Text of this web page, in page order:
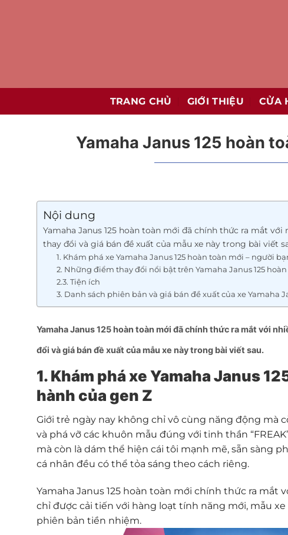
TRANG CHỦ GIỚI THIỆU CỬA
Yamaha Janus 125 hoàn
Nội dung
Yamaha Janus 125 hoàn toàn mới đã chính thức ra mắt
thay đổi và giá bán đề xuất của mẫu xe này trong bài viết
1. Khám phá xe Yamaha Janus 125 hoàn toàn mới – người
2. Những điểm thay đổi nổi bật trên Yamaha Janus 125
2.3. Tiện ích
3. Danh sách phiên bản và giá bán đề xuất của xe Yamaha
Yamaha Janus 125 hoàn toàn mới đã chính thức ra mắt với
đổi và giá bán đề xuất của mẫu xe này trong bài viết sau.
1. Khám phá xe Yamaha Janus
hành củagen Z
Giới trẻ ngày nay không chỉ vô cùng năng động mà
và phá vỡ các khuôn mẫu đúng với tinh thần
mà còn là dám thể hiện cái tôi mạnh mẽ, sẵn sàng
cá nhân đều có thể tỏa sáng theo cách riêng.
Yamaha Janus 125 hoàn toàn mới chính thức ra mắt
chỉ được cải tiến với hàng loạt tính năng mới, mẫu
phiên bản tiền nhiệm.